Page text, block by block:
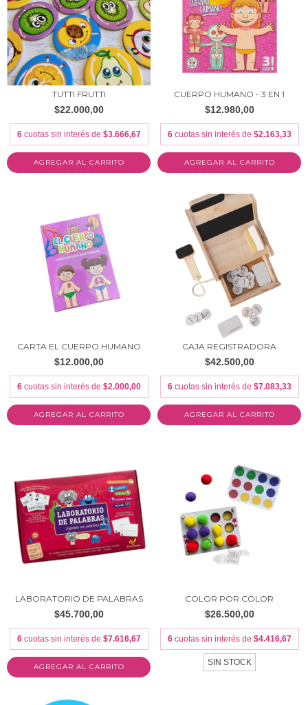
TUTTI FRUTTI
$22.000,00
6 cuotas sin interés de $3.666,67
CUERPO HUMANO - 3 EN 1
$12.980,00
6 cuotas sin interés de $2.163,33
CARTA EL CUERPO HUMANO
$12.000,00
6 cuotas sin interés de $2.000,00
CAJA REGISTRADORA
$42.500,00
6 cuotas sin interés de $7.083,33
LABORATORIO DE PALABRAS
$45.700,00
6 cuotas sin interés de $7.616,67
COLOR POR COLOR
$26.500,00
6 cuotas sin interés de $4.416,67
SIN STOCK